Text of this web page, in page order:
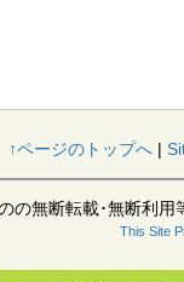
↑ページのトップへ |
の無断転載･無断利用
This Site